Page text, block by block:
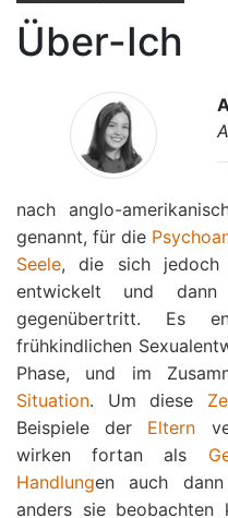
Über-Ich
nach anglo-
genannt, für die
Seele, die sich jedoch
entwickelt und
gegenübertritt. Es
frühkindlichen
Phase, und im
Situation. Um diese
Beispiele der Eltern
wirken fortan als
Handlungen auch dann
anders sie